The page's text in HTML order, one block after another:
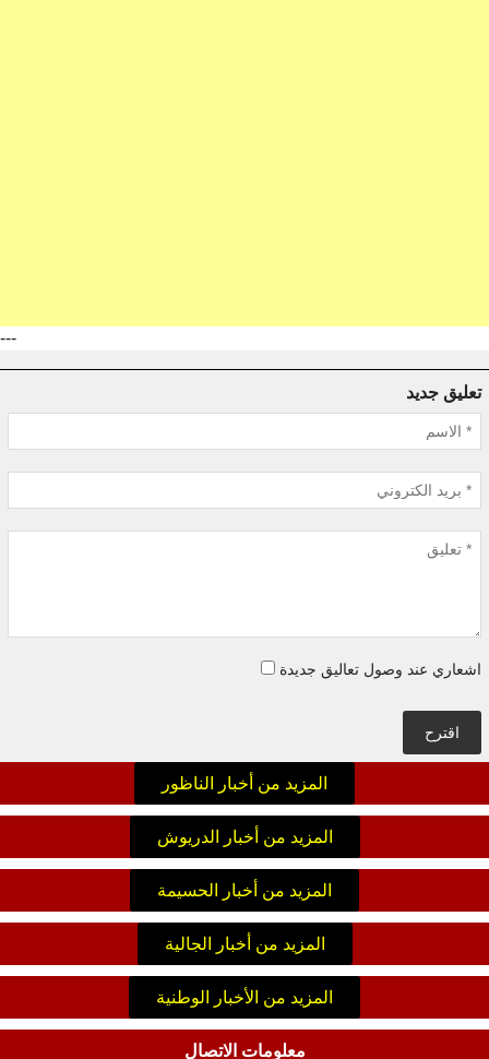
---
تعليق جديد
اشعاري عند وصول تعاليق جديدة
اقترح
المزيد من أخبار الناظور
المزيد من أخبار الدريوش
المزيد من أخبار الحسيمة
المزيد من أخبار الجالية
المزيد من الأخبار الوطنية
معلومات الاتصال